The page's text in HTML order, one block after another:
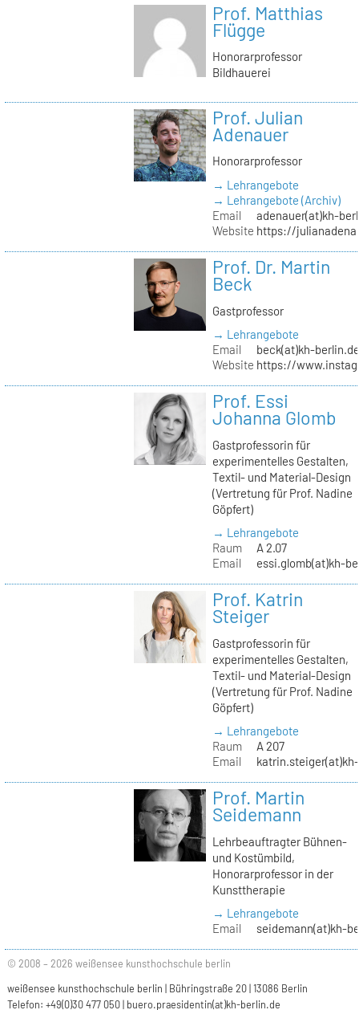
Prof. Matthias
Flügge
Honorarprofessor
Bildhauerei
Prof. Julian
Adenauer
Honorarprofessor
→ Lehrangebote
→ Lehrangebote (Archiv)
Email
adenauer(at)kh-
Website https://
Prof. Dr. Martin
Beck
Gastprofessor
→ Lehrangebote
Email
beck(at)kh-
Website https://
Prof. Essi
Johanna Glomb
Gastprofessorin für
experimentelles Gestalten,
Textil- und Material-Design
(Vertretung für Prof. Nadine
Göpfert)
→ Lehrangebote
Raum
A 2.07
Email
essi.glomb(at)kh-
Prof. Katrin
Steiger
Gastprofessorin für
experimentelles Gestalten,
Textil- und Material-Design
(Vertretung für Prof. Nadine
Göpfert)
→ Lehrangebote
Raum
A 207
Email
Prof. Martin
Seidemann
Lehrbeauftragter Bühnen-
und Kostümbild,
Honorarprofessor in der
Kunsttherapie
→ Lehrangebote
Email
seidemann(at)kh-
© 2008 – 2026 weißensee kunsthochschule berlin
weißensee kunsthochschule berlin | Bühringstraße 20 | 13086 Berlin
Telefon: +49(0)30 477 050 | buero.praesidentin(at)kh-berlin.de